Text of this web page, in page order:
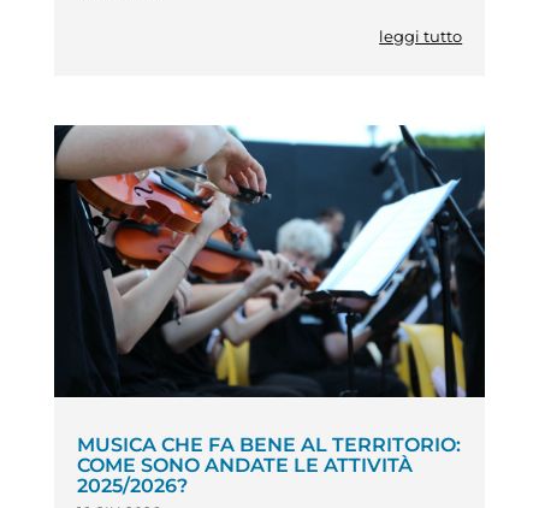
leggi tutto
MUSICA CHE FA BENE AL TERRITORIO:
COME SONO ANDATE LE ATTIVITÀ
2025/2026?